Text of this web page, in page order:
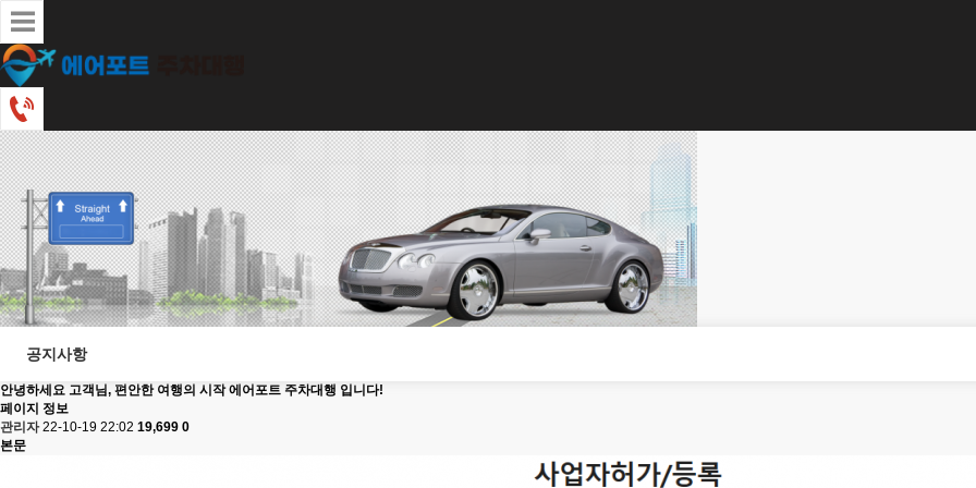
공지사항
안녕하세요 고객님, 편안한 여행의 시작 에어포트 주차대행 입니다!
페이지 정보
관리자 22-10-19 22:02 19,699 0
본문